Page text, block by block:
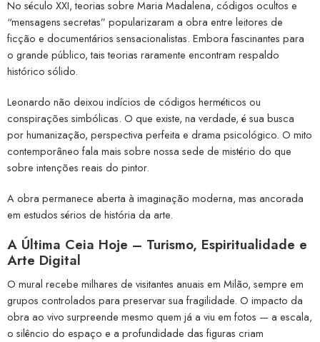
No século XXI, teorias sobre Maria Madalena, códigos ocultos e
“mensagens secretas” popularizaram a obra entre leitores de
ficção e documentários sensacionalistas. Embora fascinantes para
o grande público, tais teorias raramente encontram respaldo
histórico sólido.
Leonardo não deixou indícios de códigos herméticos ou
conspirações simbólicas. O que existe, na verdade, é sua busca
por humanização, perspectiva perfeita e drama psicológico. O mito
contemporâneo fala mais sobre nossa sede de mistério do que
sobre intenções reais do pintor.
A obra permanece aberta à imaginação moderna, mas ancorada
em estudos sérios de história da arte.
A Última Ceia Hoje – Turismo, Espiritualidade e
Arte Digital
O mural recebe milhares de visitantes anuais em Milão, sempre em
grupos controlados para preservar sua fragilidade. O impacto da
obra ao vivo surpreende mesmo quem já a viu em fotos — a escala,
o silêncio do espaço e a profundidade das figuras criam